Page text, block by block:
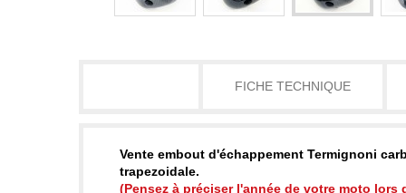
FICHE TECHNIQUE
Vente embout d'échappement Termignoni
trapezoidale.
(Pensez à préciser l'année de votre moto lors